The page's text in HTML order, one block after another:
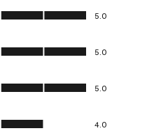
5.0
5.0
5.0
4.0